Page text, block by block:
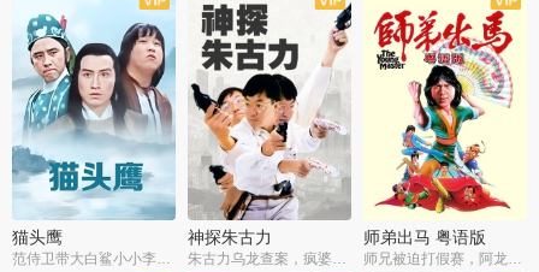
猫头鹰
范侍卫带大白鲨小小李破案寻妃
神探朱古力
朱古力乌龙查案，疯婆子神助攻
师弟出马 粤语版
师兄被迫打假赛，阿龙追查斗黑帮